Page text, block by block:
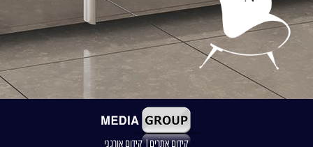
קידום אתרים| קידום אורגני